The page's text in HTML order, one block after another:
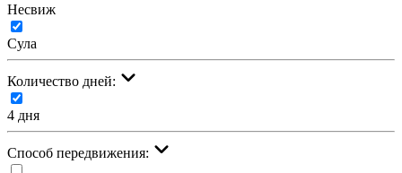
Несвиж
Сула
Количество дней:
4 дня
Cпособ передвижения: